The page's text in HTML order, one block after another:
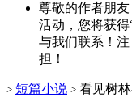
尊敬的作者朋
活动，您将获
与我们联系！
担！
> 短篇小说 > 看见树